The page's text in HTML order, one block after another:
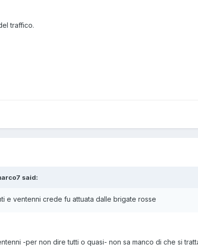
traffico.
said:
e ventenni crede fu attuata dalle brigate rosse
-per non dire tutti o quasi- non sa manco di che si